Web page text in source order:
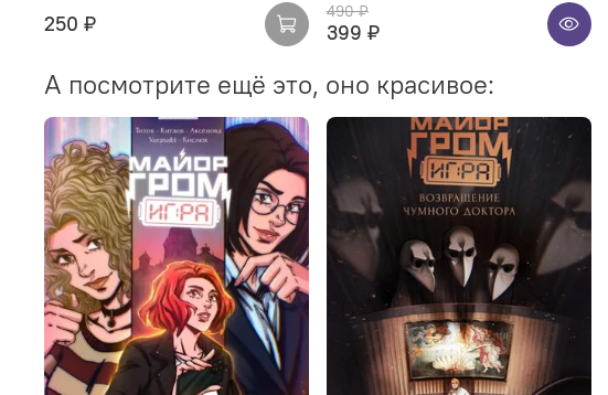
250 ₽ 490 ₽
399 ₽
А посмотрите ещё это, оно красивое: